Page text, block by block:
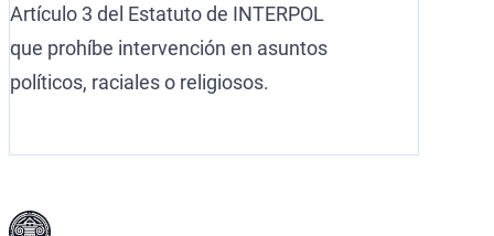
Artículo 3 del Estatuto de INTERPOL
que prohíbe intervención en asuntos
políticos, raciales o religiosos.